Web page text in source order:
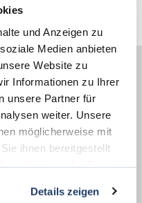
und Anzeigen zu
Medien anbieten
Website zu
Informationen zu Ihrer
unsere Partner für
weiter. Unsere
möglicherweise mit
ihnen bereitgestellt
Details zeigen
Sie beim
ist Ihnen